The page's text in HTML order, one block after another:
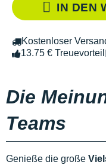
IN DEN
Kostenloser
13.75 € Treuevorteil
Die
Teams
Genieße die große